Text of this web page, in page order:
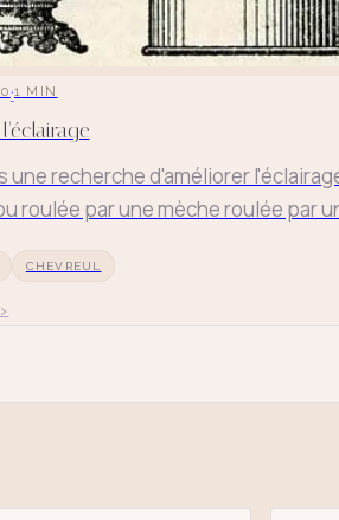
·1 MIN
une recherche d'améliorer
roulée par une mèche roulée par
CHEVREUL